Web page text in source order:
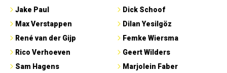
Jake Paul
Max Verstappen
René van der Gijp
Rico Verhoeven
Sam Hagens
Dick Schoof
Dilan Yesilgöz
Femke Wiersma
Geert Wilders
Marjolein Faber